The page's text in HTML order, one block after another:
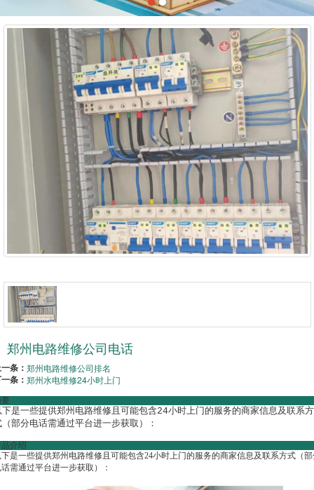
郑州电路维修公司电话
条： 郑州电路维修公司排名
条： 郑州水电维修24小时上门
下是一些提供郑州电路维修且可能包含24小时上门的服务的商家信息及联系方
部分电话需通过平台进一步获取）：
介绍
是一些提供郑州电路维修且可能包含24小时上门的服务的商家信息及联系方式（部
需通过平台进一步获取）：